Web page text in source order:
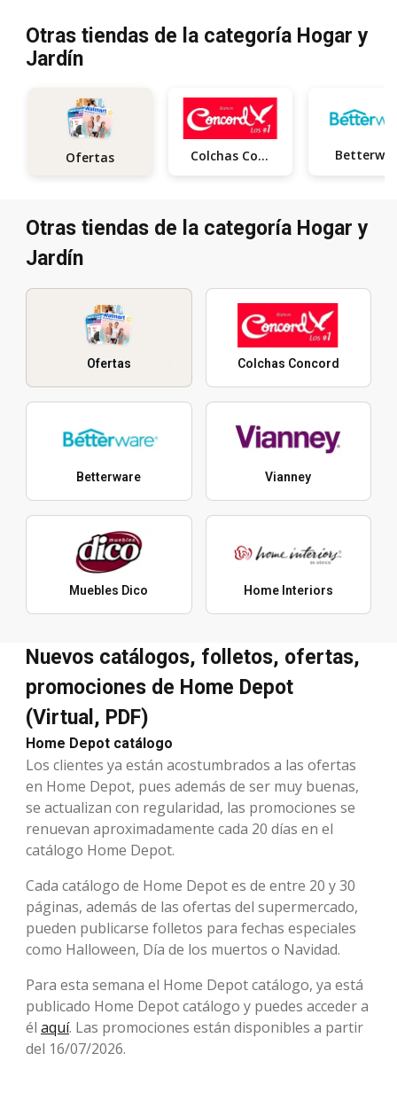
Otras tiendas de la categoría Hogar y
Jardín
Ofertas Colchas Concord
Otras tiendas de la categoría Hogar y
Jardín
Ofertas Colchas Concord
Betterware Vianney
Muebles Dico Home Interiors
Nuevos catálogos, folletos, ofertas,
promociones de Home Depot
(Virtual, PDF)
Home Depot catálogo
Los clientes ya están acostumbrados a las ofertas
en Home Depot, pues además de ser muy buenas,
se actualizan con regularidad, las promociones se
renuevan aproximadamente cada 20 días en el
catálogo Home Depot.
Cada catálogo de Home Depot es de entre 20 y 30
páginas, además de las ofertas del supermercado,
pueden publicarse folletos para fechas especiales
como Halloween, Día de los muertos o Navidad.
Para esta semana el Home Depot catálogo, ya está
publicado Home Depot catálogo y puedes acceder a
él aquí. Las promociones están disponibles a partir
del 16/07/2026.